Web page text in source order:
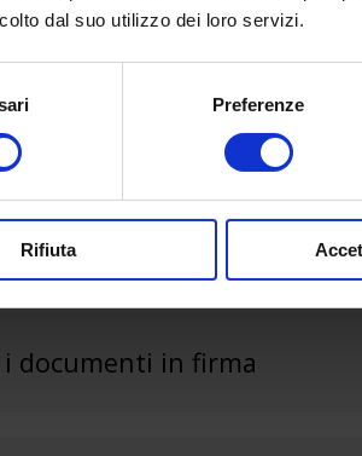
dal suo utilizzo dei loro servizi.
Preferenze
Rifiuta
Altre
documenti in firma